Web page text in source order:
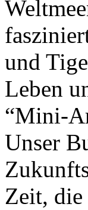
und
Leben
“Mini-
Unser
Zeit, die